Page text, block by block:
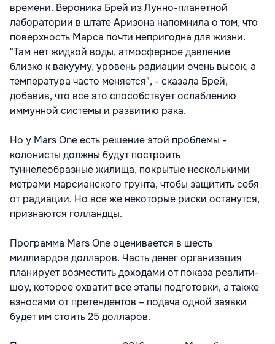
времени. Вероника Брей из Лунно-планетной
лаборатории в штате Аризона напомнила о том, что
поверхность Марса почти непригодна для жизни.
"Там нет жидкой воды, атмосферное давление
близко к вакууму, уровень радиации очень высок, а
температура часто меняется", - сказала Брей,
добавив, что все это способствует ослаблению
иммунной системы и развитию рака.
Но у Mars One есть решение этой проблемы -
колонисты должны будут построить
туннелеобразные жилища, покрытые несколькими
метрами марсианского грунта, чтобы защитить себя
от радиации. Но все же некоторые риски останутся,
признаются голландцы.
Программа Mars One оценивается в шесть
миллиардов долларов. Часть денег организация
планирует возместить доходами от показа реалити-
шоу, которое охватит все этапы подготовки, а также
взносами от претендентов – подача одной заявки
будет им стоить 25 долларов.